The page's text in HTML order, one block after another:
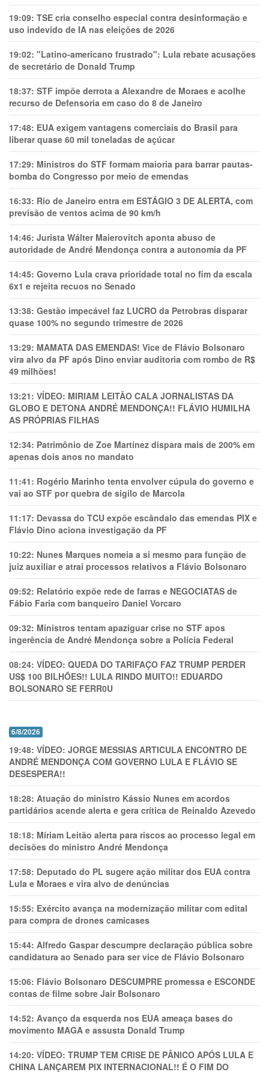
19:09: TSE cria conselho especial contra desinformação e
uso indevido de IA nas eleições de 2026
19:02: "Latino-americano frustrado": Lula rebate acusações
de secretário de Donald Trump
18:37: STF impõe derrota a Alexandre de Moraes e acolhe
recurso de Defensoria em caso do 8 de Janeiro
17:48: EUA exigem vantagens comerciais do Brasil para
liberar quase 60 mil toneladas de açúcar
17:29: Ministros do STF formam maioria para barrar pautas-
bomba do Congresso por meio de emendas
16:33: Rio de Janeiro entra em ESTÁGIO 3 DE ALERTA, com
previsão de ventos acima de 90 km/h
14:46: Jurista Wálter Maierovitch aponta abuso de
autoridade de André Mendonça contra a autonomia da PF
14:45: Governo Lula crava prioridade total no fim da escala
6x1 e rejeita recuos no Senado
13:38: Gestão impecável faz LUCRO da Petrobras disparar
quase 100% no segundo trimestre de 2026
13:29: MAMATA DAS EMENDAS! Vice de Flávio Bolsonaro
vira alvo da PF após Dino enviar auditoria com rombo de R$
49 milhões!
13:21: VÍDEO: MIRIAM LEITÃO CALA JORNALISTAS DA
GLOBO E DETONA ANDRÉ MENDONÇA!! FLÁVIO HUMILHA
AS PRÓPRIAS FILHAS
12:34: Patrimônio de Zoe Martínez dispara mais de 200% em
apenas dois anos no mandato
11:41: Rogério Marinho tenta envolver cúpula do governo e
vai ao STF por quebra de sigilo de Marcola
11:17: Devassa do TCU expõe escândalo das emendas PIX e
Flávio Dino aciona investigação da PF
10:22: Nunes Marques nomeia a si mesmo para função de
juiz auxiliar e atrai processos relativos a Flávio Bolsonaro
09:52: Relatório expõe rede de farras e NEGOCIATAS de
Fábio Faria com banqueiro Daniel Vorcaro
09:32: Ministros tentam apaziguar crise no STF apos
ingerência de André Mendonça sobre a Polícia Federal
08:24: VÍDEO: QUEDA DO TARIFAÇO FAZ TRUMP PERDER
US$ 100 BILHÕES!! LULA RINDO MUITO!! EDUARDO
BOLSONARO SE FERR0U
6/8/2026
19:48: VÍDEO: JORGE MESSIAS ARTICULA ENCONTRO DE
ANDRÉ MENDONÇA COM GOVERNO LULA E FLÁVIO SE
DESESPERA!!
18:28: Atuação do ministro Kássio Nunes em acordos
partidários acende alerta e gera crítica de Reinaldo Azevedo
18:18: Míriam Leitão alerta para riscos ao processo legal em
decisões do ministro André Mendonça
17:58: Deputado do PL sugere ação militar dos EUA contra
Lula e Moraes e vira alvo de denúncias
15:55: Exército avança na modernização militar com edital
para compra de drones camicases
15:44: Alfredo Gaspar descumpre declaração pública sobre
candidatura ao Senado para ser vice de Flávio Bolsonaro
15:06: Flávio Bolsonaro DESCUMPRE promessa e ESCONDE
contas de filme sobre Jair Bolsonaro
14:52: Avanço da esquerda nos EUA ameaça bases do
movimento MAGA e assusta Donald Trump
14:20: VÍDEO: TRUMP TEM CRlSE DE PÂNlCO APÓS LULA E
CHINA LANÇAREM PIX INTERNACIONAL!! É O FIM DO